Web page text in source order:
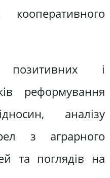
кооперативного
і
реформування
аналізу
з аграрного
та поглядів на